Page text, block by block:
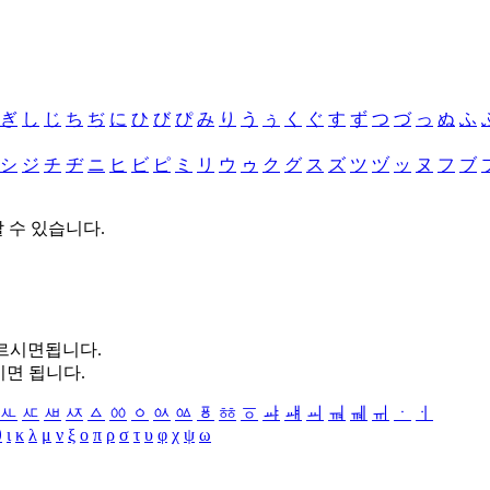
ぎ し じ ち ぢ に ひ び ぴ み り う ぅ く ぐ す ず つ づ っ ぬ ふ
シ ジ チ ヂ ニ ヒ ビ ピ ミ リ ウ ゥ ク グ ス ズ ツ ヅ ッ ヌ フ ブ
수 있습니다.
시면됩니다.
면 됩니다.
ㅻ ㅼ ㅽ ㅾ ㅿ ㆀ ㆁ ㆂ ㆃ ㆄ ㆅ ㆆ ㆇ ㆈ ㆉ ㆊ ㆋ ㆌ ㆍ
ㆎ
ι κ λ μ ν ξ ο π ρ σ τ υ φ χ ψ ω